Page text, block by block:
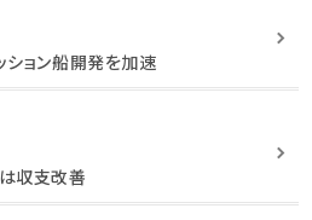
ション船開発を加速
収支改善